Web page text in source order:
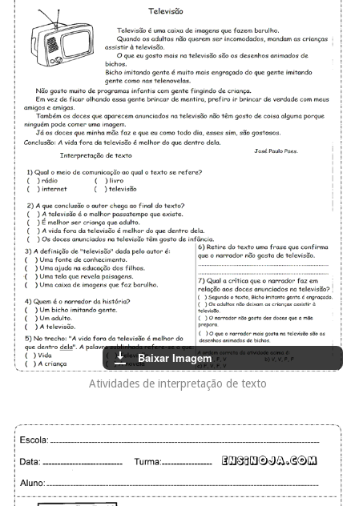
Baixar Imagem
Atividades de interpretação de texto